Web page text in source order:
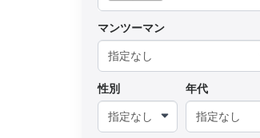
マンツーマン
性別 年代